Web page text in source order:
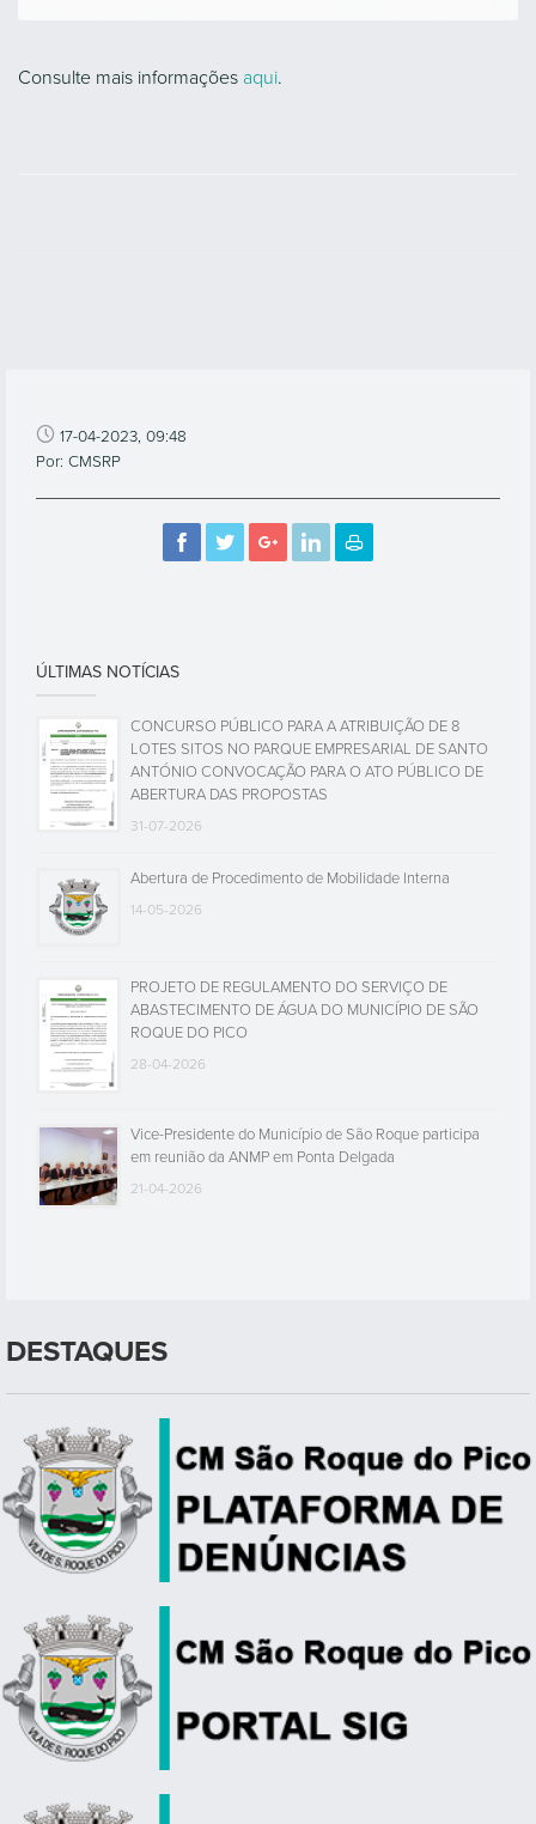
Consulte mais informações aqui.
17-04-2023, 09:48
Por: CMSRP
ÚLTIMAS NOTÍCIAS
CONCURSO PÚBLICO PARA A ATRIBUIÇÃO DE 8
LOTES SITOS NO PARQUE EMPRESARIAL DE SANTO
ANTÓNIO CONVOCAÇÃO PARA O ATO PÚBLICO DE
ABERTURA DAS PROPOSTAS
31-07-2026
Abertura de Procedimento de Mobilidade Interna
14-05-2026
PROJETO DE REGULAMENTO DO SERVIÇO DE
ABASTECIMENTO DE ÁGUA DO MUNICÍPIO DE SÃO
ROQUE DO PICO
28-04-2026
Vice-Presidente do Município de São Roque participa
em reunião da ANMP em Ponta Delgada
21-04-2026
DESTAQUES